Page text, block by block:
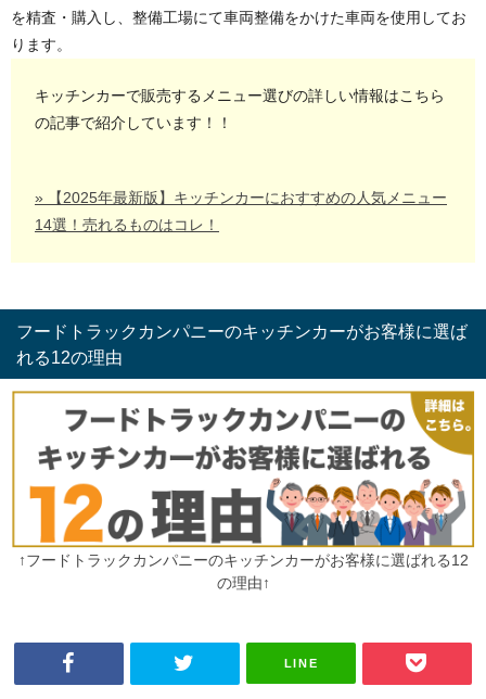
を精査・購入し、整備工場にて車両整備をかけた車両を使用してお
ります。
キッチンカーで販売するメニュー選びの詳しい情報はこちら
の記事で紹介しています！！
» 【2025年最新版】キッチンカーにおすすめの人気メニュー
14選！売れるものはコレ！
フードトラックカンパニーのキッチンカーがお客様に選ば
れる12の理由
↑フードトラックカンパニーのキッチンカーがお客様に選ばれる12
の理由↑
LINE